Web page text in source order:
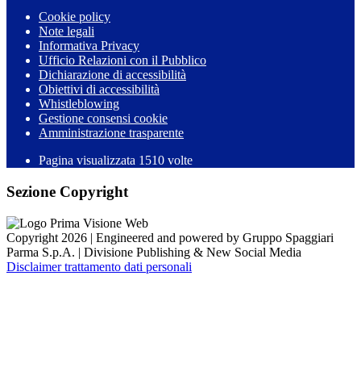
Cookie policy
Note legali
Informativa Privacy
Ufficio Relazioni con il Pubblico
Dichiarazione di accessibilità
Obiettivi di accessibilità
Whistleblowing
Gestione consensi cookie
Amministrazione trasparente
Pagina visualizzata 1510 volte
Sezione Copyright
Copyright 2026 | Engineered and powered by Gruppo Spaggiari
Parma S.p.A. | Divisione Publishing & New Social Media
Disclaimer trattamento dati personali